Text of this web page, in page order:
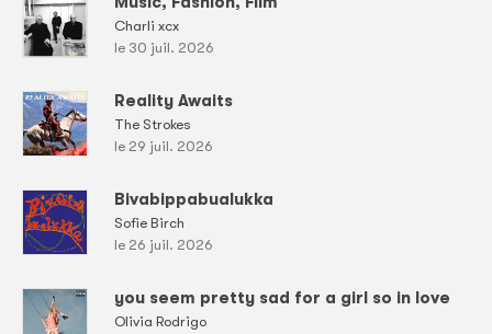
Charli xcx
le 30 juil. 2026
Reality Awaits
The Strokes
le 29 juil. 2026
Bivabippabualukka
Sofie Birch
le 26 juil. 2026
you seem pretty sad for a girl so in love
Olivia Rodrigo